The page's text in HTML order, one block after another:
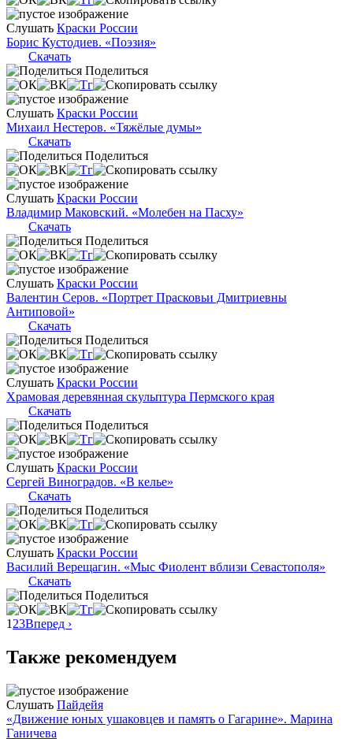
Слушать Краски России
Борис Кустодиев. «Поэзия»
Скачать
Поделиться
Слушать Краски России
Михаил Нестеров. «Тяжёлые думы»
Скачать
Поделиться
Слушать Краски России
Владимир Маковский. «Молебен на Пасху»
Скачать
Поделиться
Слушать Краски России
Валентин Серов. «Портрет Прасковьи Дмитриевны
Антиповой»
Скачать
Поделиться
Слушать Краски России
Храмовая деревянная скульптура Пермского края
Скачать
Поделиться
Слушать Краски России
Сергей Виноградов. «В келье»
Скачать
Поделиться
Слушать Краски России
Василий Верещагин. «Мыс Фиолент вблизи Севастополя»
Скачать
Поделиться
1 23Вперед ›
Также рекомендуем
Слушать Пайдейя
«Движение юных ушаковцев и память о Гагарине». Марина
Ганичева